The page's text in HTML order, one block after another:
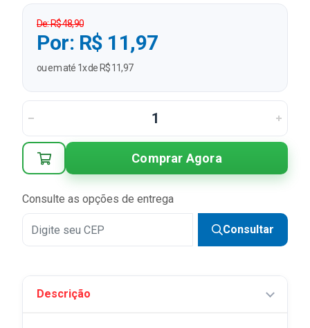
De: R$ 48,90
Por: R$ 11,97
ou em até 1x de R$ 11,97
Comprar Agora
Consulte as opções de entrega
Consultar
Descrição